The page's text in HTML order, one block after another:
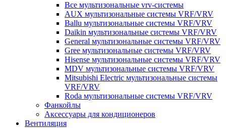
Все мультизональные vrv-системы
AUX мультизональные системы VRF/VRV
Ballu мультизональные системы VRF/VRV
Daikin мультизональные системы VRF/VRV
General мультизональные системы VRF/VRV
Gree мультизональные системы VRF/VRV
Hisense мультизональные системы VRF/VRV
MDV мультизональные системы VRF/VRV
Mitsubishi Electric мультизональные системы
VRF/VRV
Roda мультизональные системы VRF/VRV
Фанкойлы
Аксессуары для кондиционеров
Вентиляция